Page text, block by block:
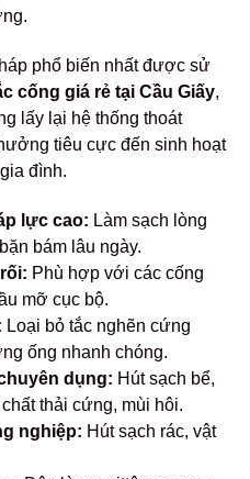
phổ biến nhất được sử
cống giá rẻ tại Cầu Giấy,
lấy lại hệ thống thoát
tiêu cực đến sinh hoạt
đình.
lực cao: Làm sạch lòng
bám lâu ngày.
Phù hợp với các cống
mỡ cục bộ.
Loại bỏ tắc nghẽn cứng
ống nhanh chóng.
dụng: Hút sạch bể,
thải cứng, mùi hôi.
nghiệp: Hút sạch rác, vật